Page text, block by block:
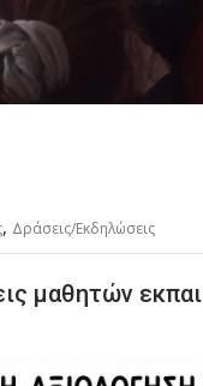
, Δράσεις/Εκδηλώσεις
μαθητών